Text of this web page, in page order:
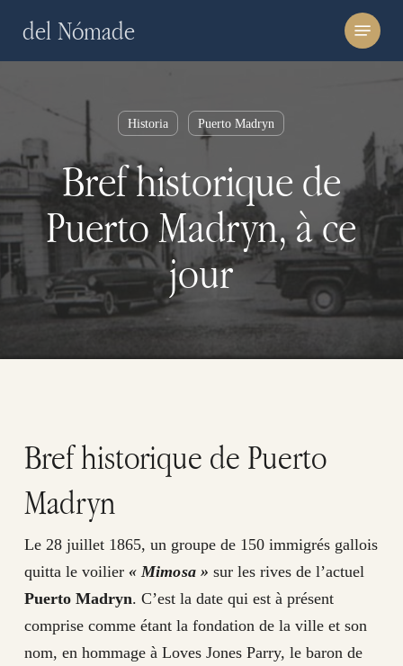
del Nómade Menu
Historia Puerto Madryn
Bref historique de
Puerto Madryn, à ce
jour
Bref historique de Puerto
Madryn
Le 28 juillet 1865, un groupe de 150 immigrés gallois
quitta le voilier « Mimosa » sur les rives de l’actuel
Puerto Madryn. C’est la date qui est à présent
comprise comme étant la fondation de la ville et son
nom, en hommage à Loves Jones Parry, le baron de